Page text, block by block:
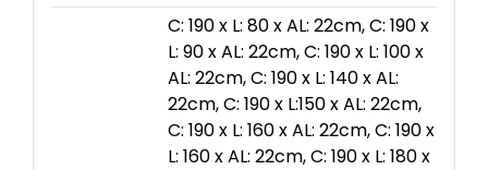
C: 190 x L: 80 x AL: 22cm, C: 190 x
L: 90 x AL: 22cm, C: 190 x L: 100 x
AL: 22cm, C: 190 x L: 140 x AL:
22cm, C: 190 x L:150 x AL: 22cm,
C: 190 x L: 160 x AL: 22cm, C: 190 x
L: 160 x AL: 22cm, C: 190 x L: 180 x